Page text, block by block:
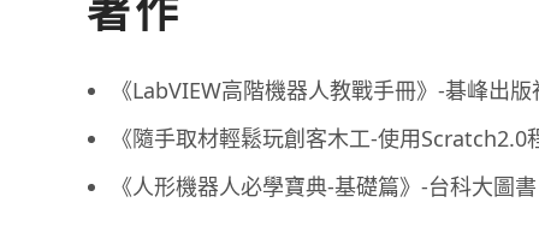
著作
《LabVIEW高階機器人教戰手冊》-碁峰出版
《隨手取材輕鬆玩創客木工-使用
《人形機器人必學寶典-基礎篇》-台科大圖書